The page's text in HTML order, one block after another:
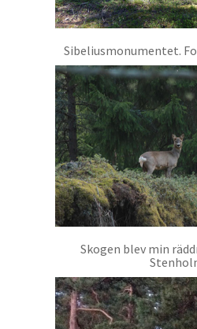
Sibeliusmonumentet.
Skogen blev min